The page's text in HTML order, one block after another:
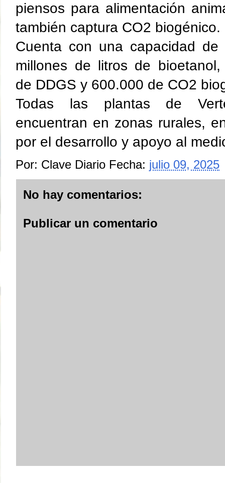
piensos para alimentación
también captura CO2 biogénico.
Cuenta con una capacidad
millones de litros de
de DDGS y 600.000 de CO2
Todas las plantas de
encuentran en zonas rurales,
por el desarrollo y apoyo al
Por: Clave Diario Fecha: julio 09, 2025
No hay comentarios:
Publicar un comentario